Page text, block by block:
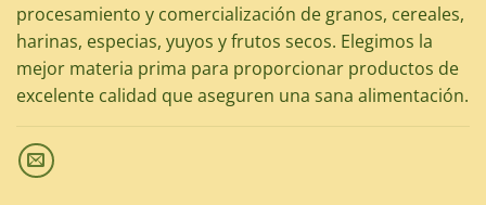
procesamiento y comercialización de granos, cereales,
harinas, especias, yuyos y frutos secos. Elegimos la
mejor materia prima para proporcionar productos de
excelente calidad que aseguren una sana alimentación.